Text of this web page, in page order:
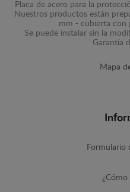
Placa de acero para la
Nuestros productos están
mm - cubierta con
Se puede instalar sin la
Garantía
Mapa
Formulario